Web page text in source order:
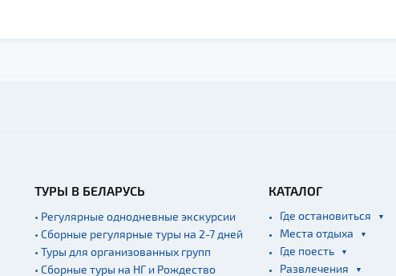
ТУРЫ В БЕЛАРУСЬ
• Регулярные однодневные экскурсии
• Сборные регулярные туры на 2-7 дней
• Туры для организованных групп
• Сборные туры на НГ и Рождество
КАТАЛОГ
Где остановиться
Места отдыха
Где поесть
Развлечения